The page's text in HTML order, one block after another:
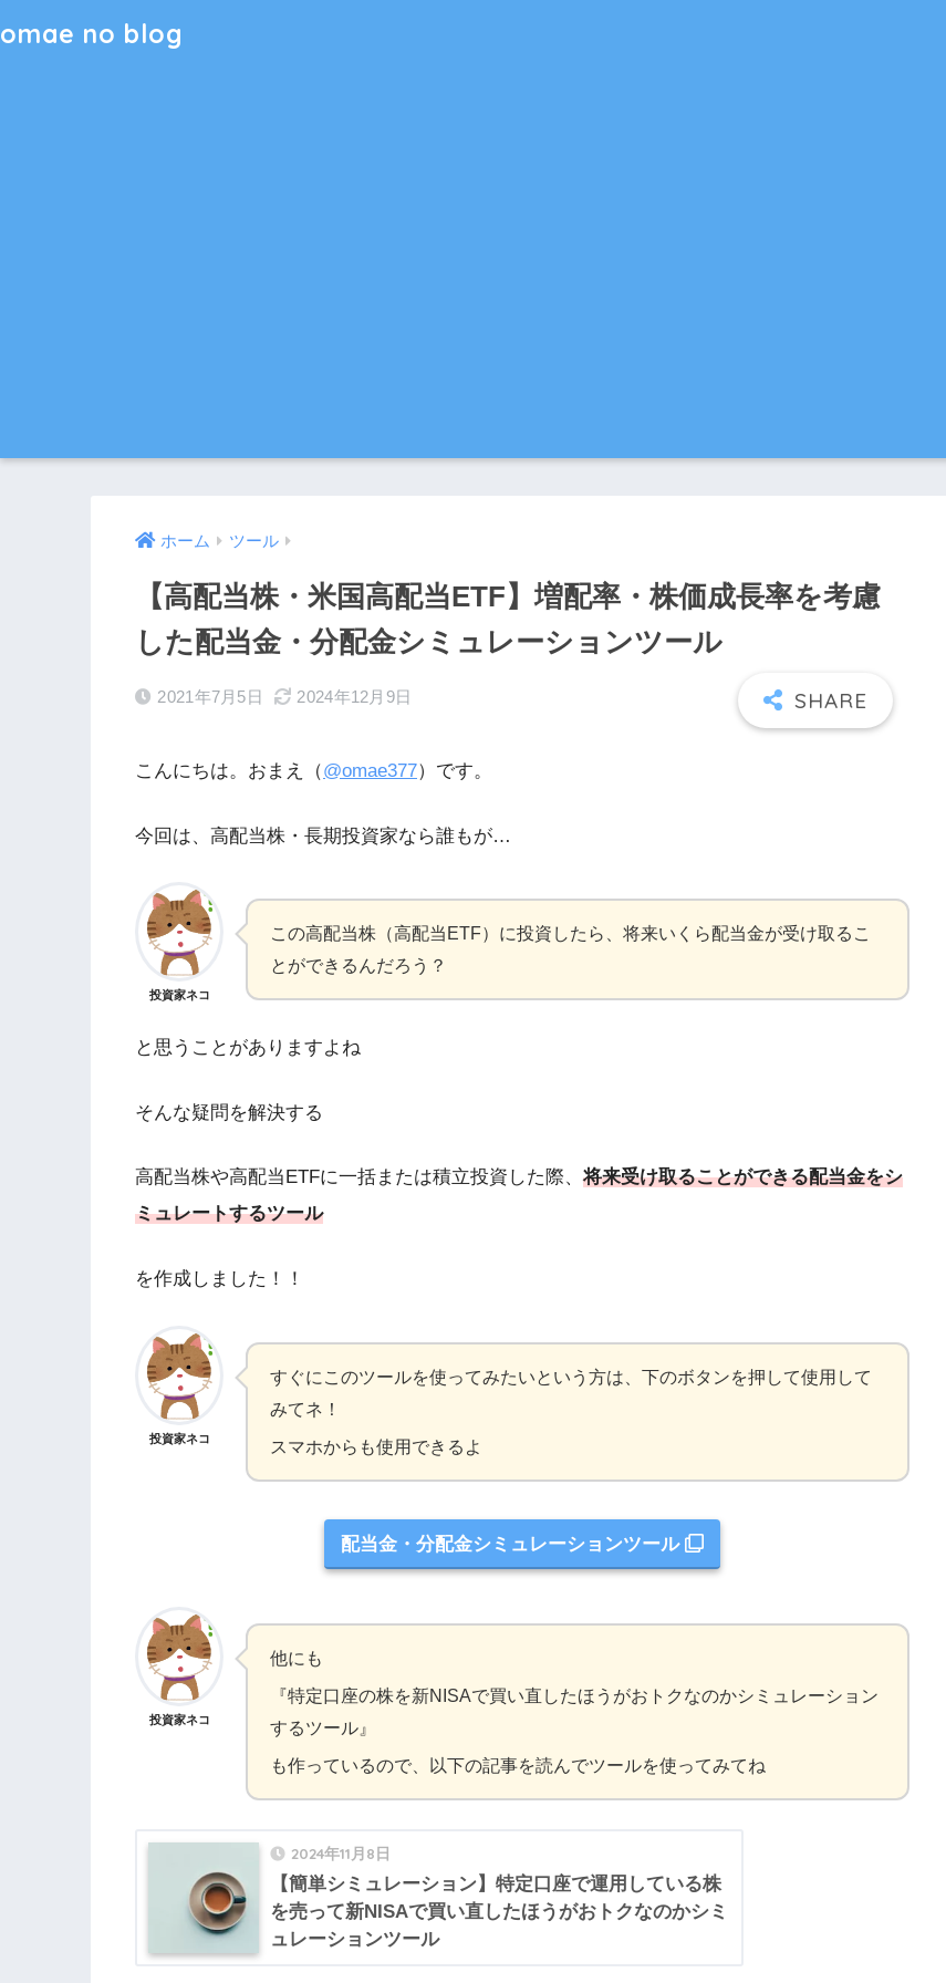
omae no blog
ホーム ツール
【高配当株・米国高配当ETF】増配率・株価成長率を考慮
した配当金・分配金シミュレーションツール
2021年7月5日 2024年12月9日
こんにちは。おまえ（@omae377）です。
今回は、高配当株・長期投資家なら誰もが…
投資家ネコ
この高配当株（高配当ETF）に投資したら、将来いくら配当金が受け取るこ
とができるんだろう？
と思うことがありますよね
そんな疑問を解決する
高配当株や高配当ETFに一括または積立投資した際、将来受け取ることができる配当金をシ
ミュレートするツール
を作成しました！！
投資家ネコ
すぐにこのツールを使ってみたいという方は、下のボタンを押して使用して
みてネ！
スマホからも使用できるよ
配当金・分配金シミュレーションツール
投資家ネコ
他にも
『特定口座の株を新NISAで買い直したほうがおトクなのかシミュレーション
するツール』
も作っているので、以下の記事を読んでツールを使ってみてね
2024年11月8日
【簡単シミュレーション】特定口座で運用している株
を売って新NISAで買い直したほうがおトクなのかシミ
ュレーションツール